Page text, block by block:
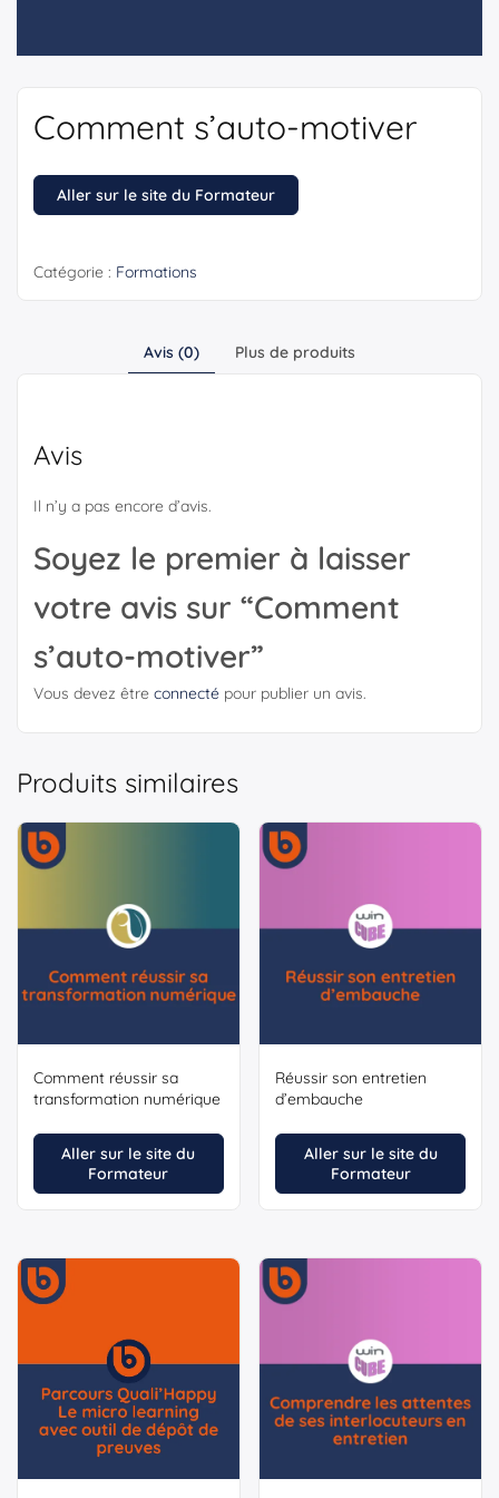
Comment s’auto-motiver
Aller sur le site du Formateur
Catégorie : Formations
Avis (0) Plus de produits
Avis
Il n’y a pas encore d’avis.
Soyez le premier à laisser
votre avis sur “Comment
s’auto-motiver”
Vous devez être connecté pour publier un avis.
Produits similaires
Comment réussir sa
transformation numérique
Aller sur le site du
Formateur
Réussir son entretien
d’embauche
Aller sur le site du
Formateur